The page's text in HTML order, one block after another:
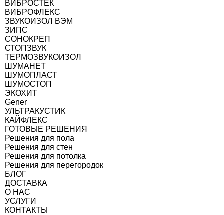
ВИБРОСТЕК
ВИБРОФЛЕКС
ЗВУКОИЗОЛ ВЭМ
ЗИПС
СОНОКРЕП
СТОПЗВУК
ТЕРМОЗВУКОИЗОЛ
ШУМАНЕТ
ШУМОПЛАСТ
ШУМОСТОП
ЭКОХИТ
Gener
УЛЬТРАКУСТИК
КАЙФЛЕКС
ГОТОВЫЕ РЕШЕНИЯ
Решения для пола
Решения для стен
Решения для потолка
Решения для перегородок
БЛОГ
ДОСТАВКА
О НАС
УСЛУГИ
КОНТАКТЫ